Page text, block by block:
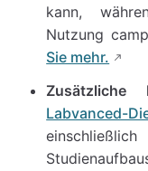
kann,
Nutzung
Sie mehr.
Zusätzliche
Labvanced-